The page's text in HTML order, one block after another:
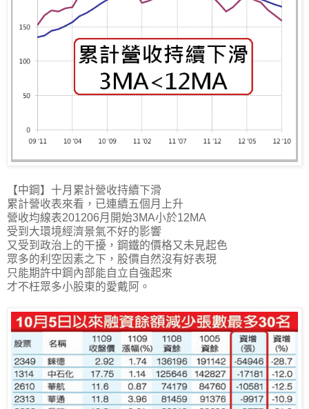
【中鋼】十月累計營收持續下滑
累計營收表來看，已連續五個月上升
營收均線表201206月開始3MA小於12MA
受到大環境經濟景氣不好的影響
又受到政治上的干擾，鋼鐵的價格又未見起色
眾多的利空因素之下，股價自然沒有好表現
只能期許中鋼內部能自立自強起來
才不枉眾多小股東的愛戴阿。